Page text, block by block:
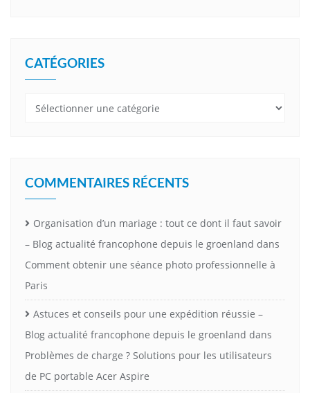
CATÉGORIES
Catégories
COMMENTAIRES RÉCENTS
Organisation d’un mariage : tout ce dont il faut savoir
– Blog actualité francophone depuis le groenland dans
Comment obtenir une séance photo professionnelle à
Paris
Astuces et conseils pour une expédition réussie –
Blog actualité francophone depuis le groenland dans
Problèmes de charge ? Solutions pour les utilisateurs
de PC portable Acer Aspire